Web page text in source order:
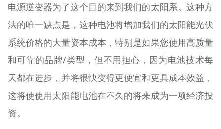
电源逆变器为了这个目的来到我们的太阳系。这种方
法的唯一缺点是，这种电池将增加我们的太阳能光伏
系统价格的大量资本成本，特别是如果您使用高质量
和可靠的品牌/类型，但不用担心，因为电池技术每
天都在进步，并将很快变得更便宜和更具成本效益，
这将使使用太阳能电池在不久的将来成为一项经济投
资。